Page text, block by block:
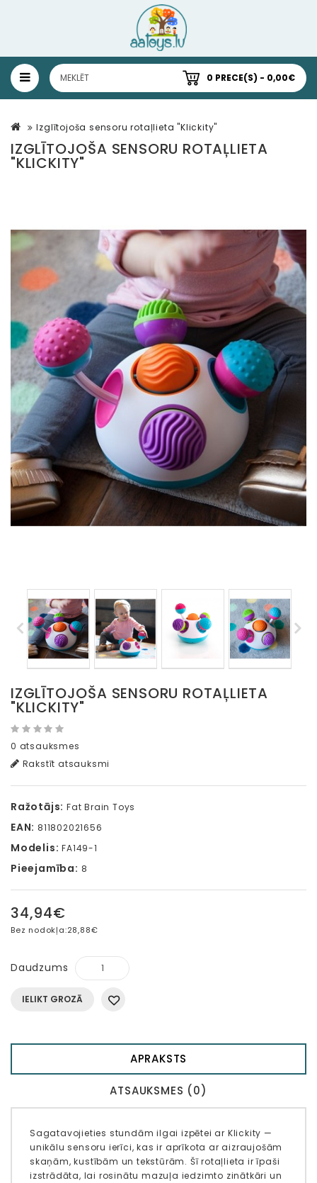
0 PRECE(S) - 0,00€
Izglītojoša sensoru rotaļlieta "Klickity"
IZGLĪTOJOŠA SENSORU ROTAĻLIETA
"KLICKITY"
IZGLĪTOJOŠA SENSORU ROTAĻLIETA
"KLICKITY"
0 atsauksmes
Rakstīt atsauksmi
Ražotājs: Fat Brain Toys
EAN: 811802021656
Modelis: FA149-1
Pieejamība: 8
34,94€
Bez nodokļa:28,88€
Daudzums
IELIKT GROZĀ
APRAKSTS
ATSAUKSMES (0)
Sagatavojieties stundām ilgai izpētei ar Klickity —
unikālu sensoru ierīci, kas ir aprīkota ar aizraujošām
skaņām, kustībām un tekstūrām. Šī rotaļlieta ir īpaši
izstrādāta, lai rosinātu mazuļa iedzimto zinātkāri un